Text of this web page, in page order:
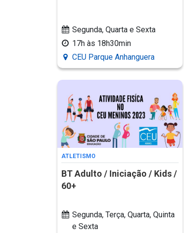
Segunda, Quarta e Sexta
17h às 18h30min
CEU Parque Anhanguera
ATLETISMO
BT Adulto / Iniciação / Kids /
60+
Segunda, Terça, Quarta, Quinta
e Sexta